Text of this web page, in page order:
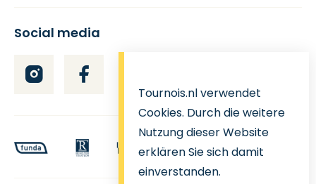
Tournois.nl verwendet
Cookies. Durch die weitere
Nutzung dieser Website
erklären Sie sich damit
einverstanden.
Social media